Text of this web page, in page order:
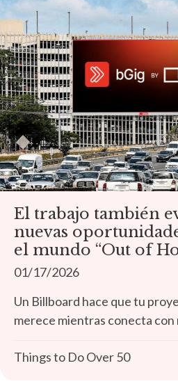
El trabajo también
nuevas
el mundo “Out of
01/17/2026
Un Billboard hace que tu
merece mientras conecta con
Things to Do Over 50